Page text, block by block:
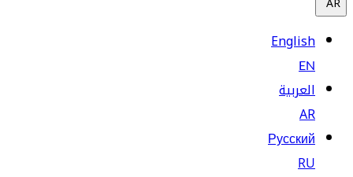
English
EN
العربية
AR
Русский
RU